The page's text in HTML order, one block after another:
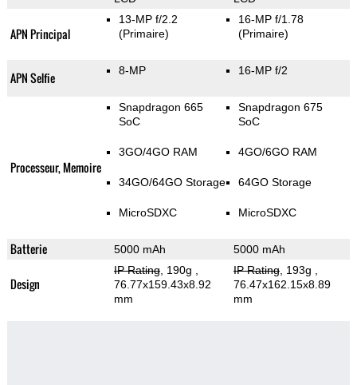
APN Principal
13-MP f/2.2
(Primaire)
16-MP f/1.78
(Primaire)
APN Selfie 8-MP 16-MP f/2
Processeur, Memoire
Snapdragon 665
SoC
3GO/4GO RAM
34GO/64GO Storage
MicroSDXC
Snapdragon 675
SoC
4GO/6GO RAM
64GO Storage
MicroSDXC
Batterie 5000 mAh 5000 mAh
Design
IP Rating, 190g
76.77x159.43x8.92
mm
IP Rating, 193g
76.47x162.15x8.89
mm